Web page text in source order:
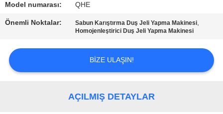
HABERLER
VAKALAR
BIR
Model numarası: QHE
Önemli Noktalar: Sabun Karıştırma Duş Jeli Yapma Makinesi,
Homojenleştirici Duş Jeli Yapma Makinesi
BIZE ULAŞIN!
AÇILMIŞ DETAYLAR